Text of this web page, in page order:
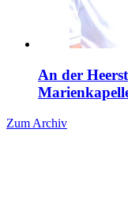
An der
Zum Archiv